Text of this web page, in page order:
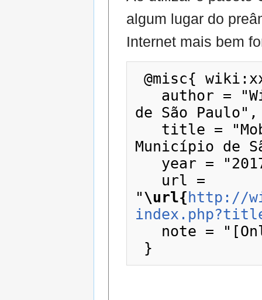
algum lugar do
Internet mais bem
@misc{ wiki:xxx,
de São Paulo",
Município de
"\url{ http://